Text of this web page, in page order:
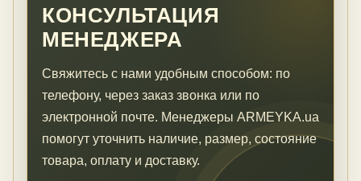
КОНСУЛЬТАЦИЯ
МЕНЕДЖЕРА
Свяжитесь с нами удобным способом: по
телефону, через заказ звонка или по
электронной почте. Менеджеры ARMEYKA.ua
помогут уточнить наличие, размер, состояние
товара, оплату и доставку.